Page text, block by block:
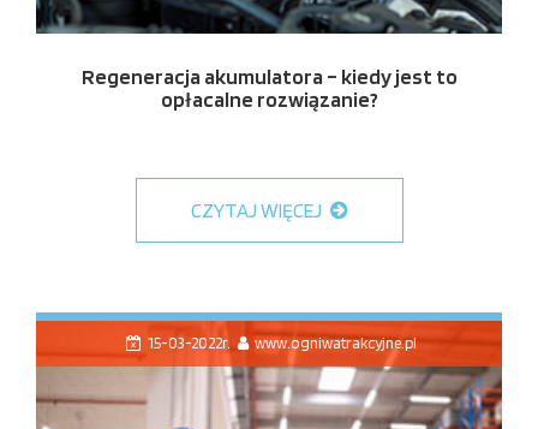
Regeneracja akumulatora – kiedy jest to
opłacalne rozwiązanie?
CZYTAJ WIĘCEJ
15-03-2022r. www.ogniwatrakcyjne.pl